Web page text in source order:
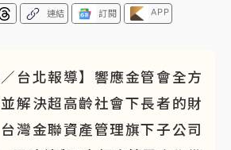
連結 訂閱 APP
／台北報導】響應金管會全方
解決超高齡社會下長者的財
灣金聯資產管理旗下子公司